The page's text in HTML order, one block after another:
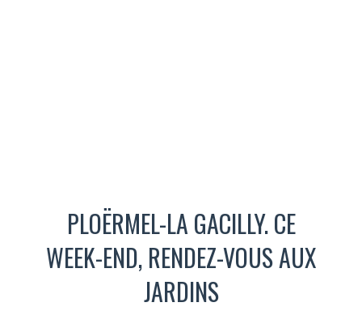
PLOËRMEL-LA GACILLY. CE
WEEK-END, RENDEZ-VOUS AUX
JARDINS